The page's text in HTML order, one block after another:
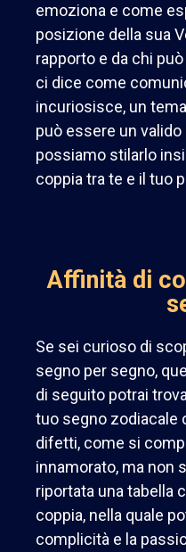
emoziona e come
posizione della sua
rapporto e da chi
ci dice come
incuriosisce, un
può essere un valido
possiamo stilarlo
coppia tra te e il tuo
Affinità di
Se sei curioso di
segno per segno,
di seguito potrai
tuo segno zodiacale
difetti, come si
innamorato, ma non
riportata una tabella
coppia, nella quale
complicità e la